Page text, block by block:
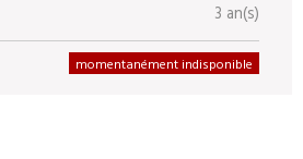
3 an(s)
momentanément indisponible